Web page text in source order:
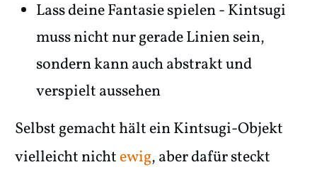
Lass deine Fantasie spielen - Kintsugi
muss nicht nur gerade Linien sein,
sondern kann auch abstrakt und
verspielt aussehen
Selbst gemacht hält ein Kintsugi-Objekt
vielleicht nichtewig, aber dafür steckt